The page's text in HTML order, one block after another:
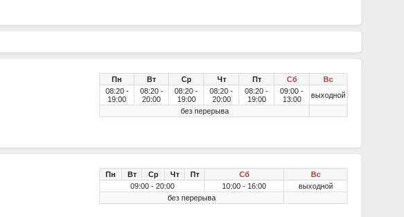
Пн Вт Ср Чт Пт Сб
Вс
08:20 -
19:00
08:20 -
20:00
08:20 -
19:00
08:20 -
20:00
08:20 -
19:00
09:00 -
13:00
выходной
без перерыва
Пн Вт Ср Чт Пт Сб
Вс
09:00 - 20:00
10:00 - 16:00
выходной
без перерыва